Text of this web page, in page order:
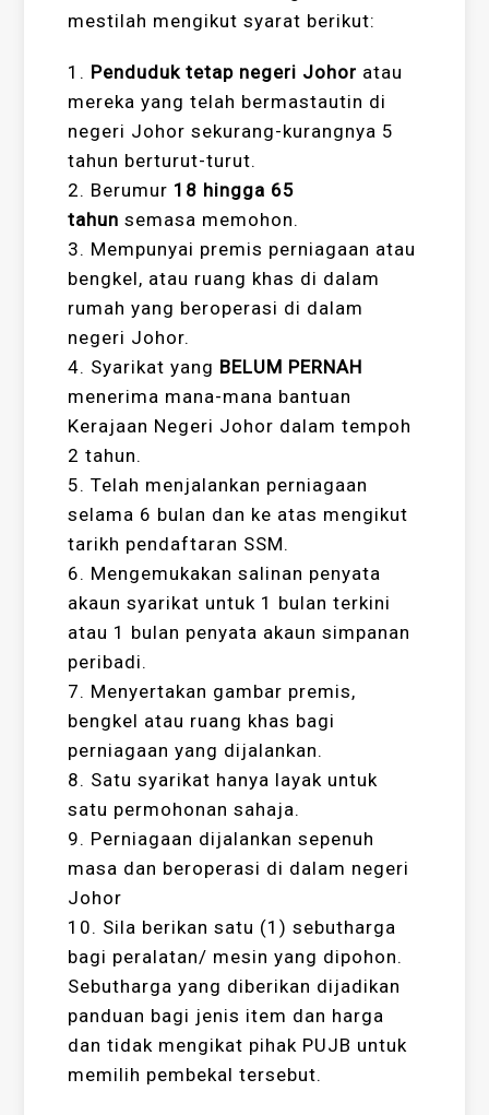
mestilah mengikut syarat berikut:
1. Penduduk tetap negeri Johor atau
mereka yang telah bermastautin di
negeri Johor sekurang-kurangnya 5
tahun berturut-turut.
2. Berumur 18 hingga 65
tahun semasa memohon.
3. Mempunyai premis perniagaan atau
bengkel, atau ruang khas di dalam
rumah yang beroperasi di dalam
negeri Johor.
4. Syarikat yang BELUM PERNAH
menerima mana-mana bantuan
Kerajaan Negeri Johor dalam tempoh
2 tahun.
5. Telah menjalankan perniagaan
selama 6 bulan dan ke atas mengikut
tarikh pendaftaran SSM.
6. Mengemukakan salinan penyata
akaun syarikat untuk 1 bulan terkini
atau 1 bulan penyata akaun simpanan
peribadi.
7. Menyertakan gambar premis,
bengkel atau ruang khas bagi
perniagaan yang dijalankan.
8. Satu syarikat hanya layak untuk
satu permohonan sahaja.
9. Perniagaan dijalankan sepenuh
masa dan beroperasi di dalam negeri
Johor
10. Sila berikan satu (1) sebutharga
bagi peralatan/ mesin yang dipohon.
Sebutharga yang diberikan dijadikan
panduan bagi jenis item dan harga
dan tidak mengikat pihak PUJB untuk
memilih pembekal tersebut.